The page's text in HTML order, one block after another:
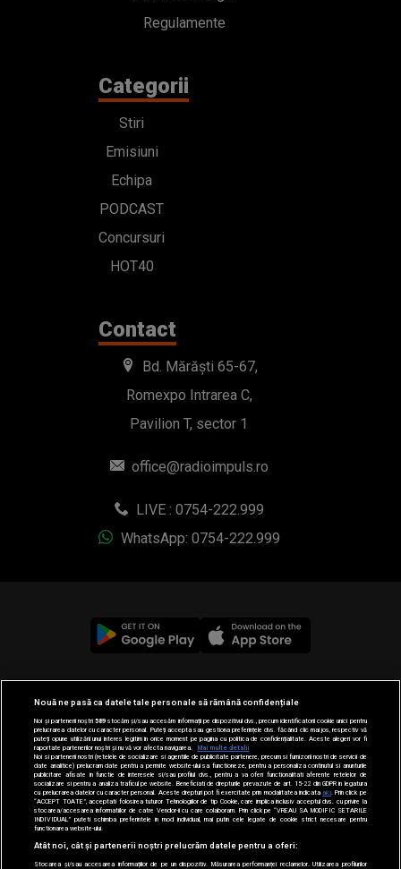
Regulamente
Categorii
Stiri
Emisiuni
Echipa
PODCAST
Concursuri
HOT40
Contact
Bd. Mărăști 65-67,
Romexpo Intrarea C,
Pavilion T, sector 1
office@radioimpuls.ro
LIVE : 0754-222.999
WhatsApp: 0754-222.999
© 2019-2026 DOGAN MEDIA INTERNATIONAL SA, Toate
drepturile rezervate.
Nouă ne pasă ca datele tale personale să rămână confidențiale
Noi și partenerii noștri589stocăm și/sau accesăm informații pe dispozitivul dvs., precum identificatorii cookie unici pentru
prelucrarea datelor cu caracter personal. Puteți accepta sau gestiona preferințele dvs. făcând clic mai jos, respectiv vă
puteți opune utilizării unui interes legitim în orice moment pe pagina cu politica de confidențialitate. Aceste alegeri vor fi
raportate partenerilor noștri și nu vă vor afecta navigarea.
Mai multe detalii
Noi si partenerii nostri (retelele de socializare si agentiile de publicitate partenere, precum si furnizorii nostri de servicii de
date analitice) prelucram date pentru a permite website-ului sa functioneze, pentru a personaliza continutul si anunturile
publicitare afisate in functie de interesele si/sau profilul dvs., pentru a va oferi functionalitati aferente retelelor de
socializare si pentru a analiza traficul pe website. Beneficiati de drepturile prevazute de art. 15-22 din GDPR in legatura
cu prelucrarea datelor cu caracter personal. Aceste drepturi pot fi exercitate prin modalitatea indicataaici . Prin click pe
“ACCEPT TOATE”, acceptati folosirea tuturor Tehnologiilor de tip Cookie, care implica inclusiv acceptul dvs. cu privire la
stocarea/accesarea informatiilor de catre Vendor-ii cu care colaboram. Prin click pe “VREAU SA MODIFIC SETARILE
INDIVIDUAL” puteti schimba preferintele in mod individual, mai putin cele legate de cookie strict necesare pentru
functionarea website-ului.
Atât noi, cât și partenerii noștri prelucrăm datele pentru a oferi:
Stocarea și/sau accesarea informațiilor de pe un dispozitiv. Măsurarea performanței reclamelor. Utilizarea profilurilor